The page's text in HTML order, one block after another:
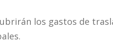
los gastos de